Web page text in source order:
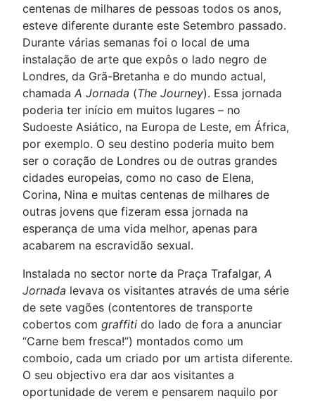
centenas de milhares de pessoas todos os anos,
esteve diferente durante este Setembro passado.
Durante várias semanas foi o local de uma
instalação de arte que expôs o lado negro de
Londres, da Grã-Bretanha e do mundo actual,
chamada A Jornada (The Journey). Essa jornada
poderia ter início em muitos lugares – no
Sudoeste Asiático, na Europa de Leste, em África,
por exemplo. O seu destino poderia muito bem
ser o coração de Londres ou de outras grandes
cidades europeias, como no caso de Elena,
Corina, Nina e muitas centenas de milhares de
outras jovens que fizeram essa jornada na
esperança de uma vida melhor, apenas para
acabarem na escravidão sexual.
Instalada no sector norte da Praça Trafalgar, A
Jornada levava os visitantes através de uma série
de sete vagões (contentores de transporte
cobertos com graffiti do lado de fora a anunciar
“Carne bem fresca!”) montados como um
comboio, cada um criado por um artista diferente.
O seu objectivo era dar aos visitantes a
oportunidade de verem e pensarem naquilo por